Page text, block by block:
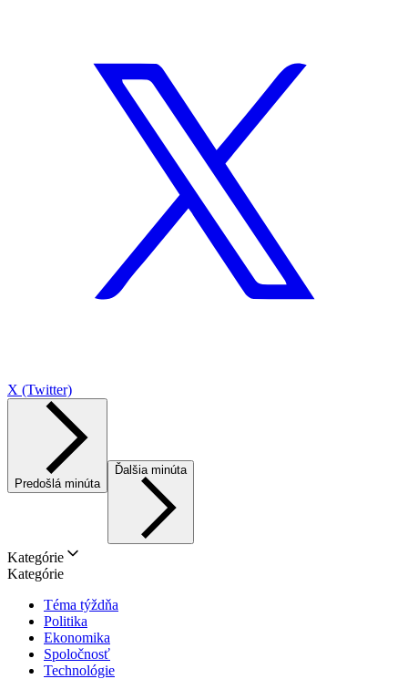
X (Twitter)
Predošlá minúta
Ďalšia minúta
Kategórie
Kategórie
Téma týždňa
Politika
Ekonomika
Spoločnosť
Technológie